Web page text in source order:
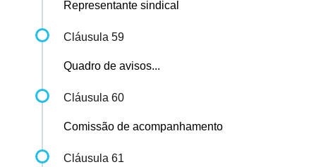
Representante sindical
Cláusula 59
Quadro de avisos...
Cláusula 60
Comissão de acompanhamento
Cláusula 61